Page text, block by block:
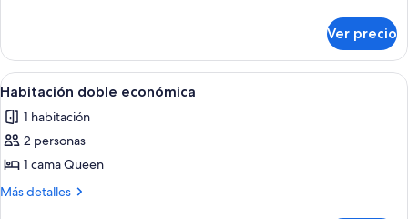
familiar
Ver precio
Abrir
todas
las
fotos
de
Habitación
Una habitación pequeña y sencilla
2
Habitación doble económica
1 habitación
2 personas
1 cama Queen
Más detalles
Más